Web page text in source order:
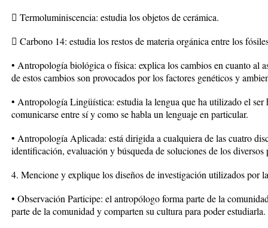
 Termoluminiscencia: estudia los objetos de cerámica.
 Carbono 14: estudia los restos de materia orgánica entre los
• Antropología biológica o física: explica los cambios en cuanto al
de estos cambios son provocados por los factores genéticos y
• Antropología Lingüística: estudia la lengua que ha utilizado el ser
comunicarse entre sí y como se habla un lenguaje en particular.
• Antropología Aplicada: está dirigida a cualquiera de las cuatro
identificación, evaluación y búsqueda de soluciones de los diversos
4. Mencione y explique los diseños de investigación utilizados por
• Observación Participe: el antropólogo forma parte de la
parte de la comunidad y comparten su cultura para poder estudiarla.